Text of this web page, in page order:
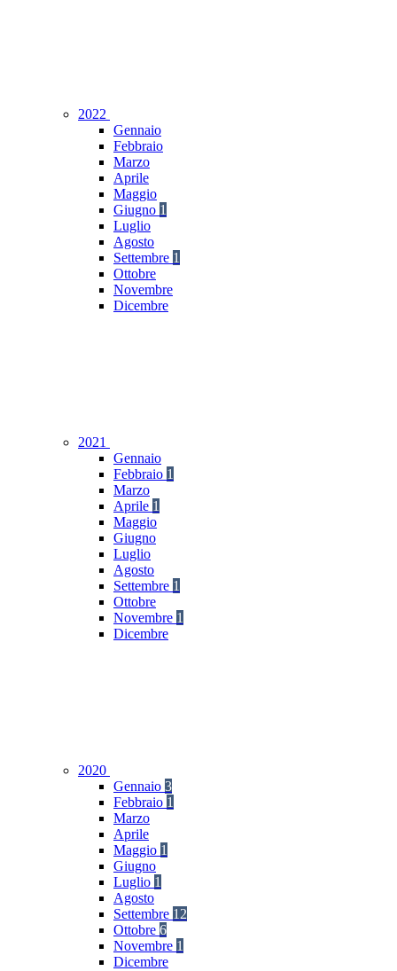
2022
Gennaio
Febbraio
Marzo
Aprile
Maggio
Giugno 1
Luglio
Agosto
Settembre 1
Ottobre
Novembre
Dicembre
2021
Gennaio
Febbraio 1
Marzo
Aprile 1
Maggio
Giugno
Luglio
Agosto
Settembre 1
Ottobre
Novembre 1
Dicembre
2020
Gennaio 3
Febbraio 1
Marzo
Aprile
Maggio 1
Giugno
Luglio 1
Agosto
Settembre 12
Ottobre 6
Novembre 1
Dicembre